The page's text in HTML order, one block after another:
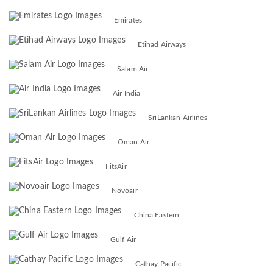
Emirates
Etihad Airways
Salam Air
Air India
SriLankan Airlines
Oman Air
FitsAir
Novoair
China Eastern
Gulf Air
Cathay Pacific